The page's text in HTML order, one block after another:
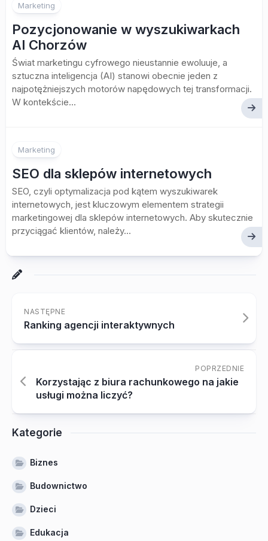
Marketing
Pozycjonowanie w wyszukiwarkach
AI Chorzów
Świat marketingu cyfrowego nieustannie ewoluuje, a
sztuczna inteligencja (AI) stanowi obecnie jeden z
najpotężniejszych motorów napędowych tej transformacji.
W kontekście...
Marketing
SEO dla sklepów internetowych
SEO, czyli optymalizacja pod kątem wyszukiwarek
internetowych, jest kluczowym elementem strategii
marketingowej dla sklepów internetowych. Aby skutecznie
przyciągać klientów, należy...
NASTĘPNE
Ranking agencji interaktywnych
POPRZEDNIE
Korzystając z biura rachunkowego na jakie
usługi można liczyć?
Kategorie
Biznes
Budownictwo
Dzieci
Edukacja